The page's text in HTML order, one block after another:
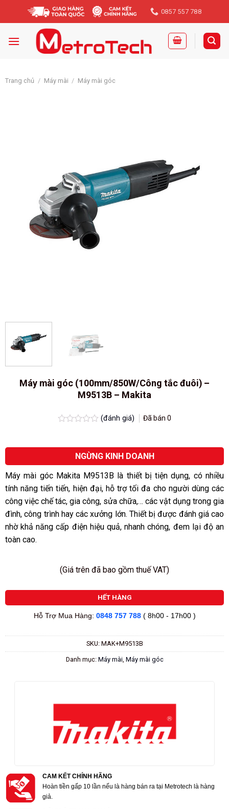
0857 557 788
Trang chủ / Máy mài / Máy mài góc
Máy mài góc (100mm/850W/Công tắc đuôi) –
M9513B – Makita
hạng
5
sao
(đánh giá) Đã bán0
NGỪNG KINH DOANH
Máy mài góc Makita M9513B là thiết bị tiện dụng, có nhiều
tính năng tiến tiến, hiện đại, hỗ trợ tối đa cho người dùng các
công việc chế tác, gia công, sửa chữa,… các vật dụng trong gia
đình, công trình hay các xưởng lớn. Thiết bị được đánh giá cao
nhờ khả năng cấp điện hiệu quả, nhanh chóng, đem lại độ an
toàn cao.
(Giá trên đã bao gồm thuế VAT)
HẾT HÀNG
Hỗ Trợ Mua Hàng: 0848 757 788 ( 8h00 - 17h00 )
SKU: MAK+M9513B
Danh mục: Máy mài, Máy mài góc
CAM KẾT CHÍNH HÃNG
Hoàn tiền gấp 10 lần nếu là hàng bán ra tại Metrotech là hàng
giả.